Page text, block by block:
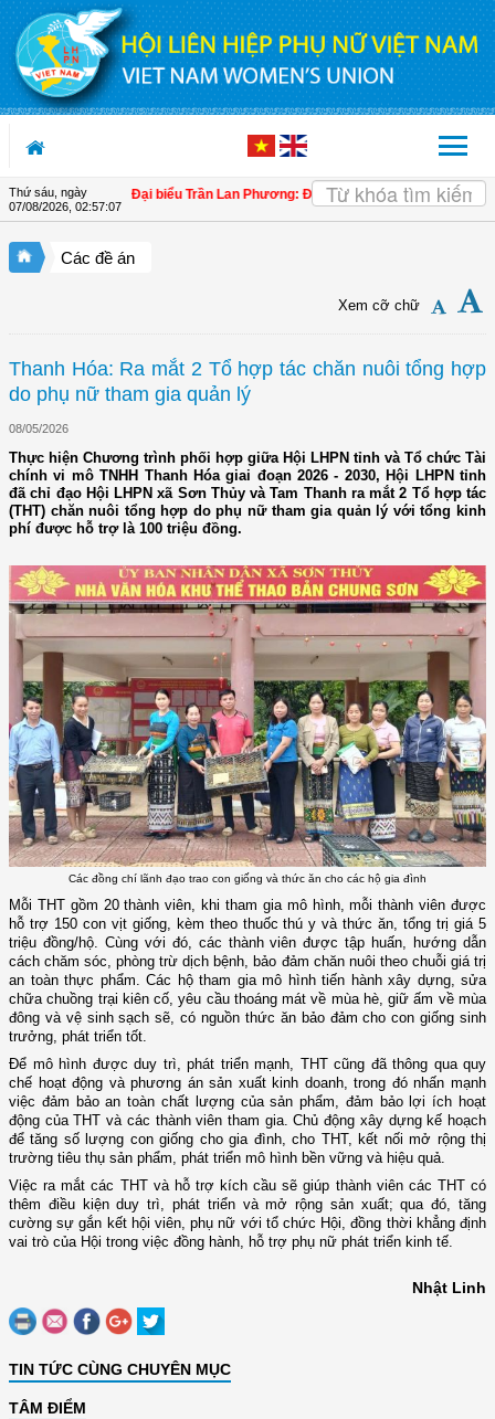
Truy cập nội dung luôn
Thứ sáu, ngày
07/08/2026, 02:57:08
lần thứ XIV | Đại biểu Trần Lan Phương: Đề nghị làm rõ cơ chế điều chỉnh
Các đề án
Xem cỡ chữ
Thanh Hóa: Ra mắt 2 Tổ hợp tác chăn nuôi tổng hợp
do phụ nữ tham gia quản lý
08/05/2026
Thực hiện Chương trình phối hợp giữa Hội LHPN tỉnh và Tổ chức Tài
chính vi mô TNHH Thanh Hóa giai đoạn 2026 - 2030, Hội LHPN tỉnh
đã chỉ đạo Hội LHPN xã Sơn Thủy và Tam Thanh ra mắt 2 Tổ hợp tác
(THT) chăn nuôi tổng hợp do phụ nữ tham gia quản lý với tổng kinh
phí được hỗ trợ là 100 triệu đồng.
Các đồng chí lãnh đạo trao con giống và thức ăn cho các hộ gia đình
Mỗi THT gồm 20 thành viên, khi tham gia mô hình, mỗi thành viên được
hỗ trợ 150 con vịt giống, kèm theo thuốc thú y và thức ăn, tổng trị giá 5
triệu đồng/hộ.
Cùng với đó, các thành viên được tập huấn, hướng dẫn
cách chăm sóc, phòng trừ dịch bệnh, bảo đảm chăn nuôi theo chuỗi giá trị
an toàn thực phẩm. Các hộ tham gia mô hình tiến hành xây dựng, sửa
chữa chuồng trại kiên cố, yêu cầu thoáng mát về mùa hè, giữ ấm về mùa
đông và vệ sinh sạch sẽ, có nguồn thức ăn bảo đảm cho con giống sinh
trưởng, phát triển tốt.
Để mô hình được duy trì, phát triển mạnh, THT cũng đã thông qua quy
chế hoạt động và phương án sản xuất kinh doanh, trong đó nhấn mạnh
việc đảm bảo an toàn chất lượng của sản phẩm, đảm bảo lợi ích hoạt
động của THT và các thành viên tham gia. Chủ động xây dựng kế hoạch
để tăng số lượng con giống cho gia đình, cho THT, kết nối mở rộng thị
trường tiêu thụ sản phẩm, phát triển mô hình bền vững và hiệu quả.
Việc ra mắt các THT và hỗ trợ kích cầu sẽ giúp thành viên các THT có
thêm điều kiện duy trì, phát triển và mở rộng sản xuất; qua đó, tăng
cường sự gắn kết hội viên, phụ nữ với tổ chức Hội, đồng thời khẳng định
vai trò của Hội trong việc đồng hành, hỗ trợ phụ nữ phát triển kinh tế.
Nhật Linh
TIN TỨC CÙNG CHUYÊN MỤC
TÂM ĐIỂM